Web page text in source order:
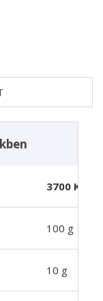
3700 Kj
100 g
10 g